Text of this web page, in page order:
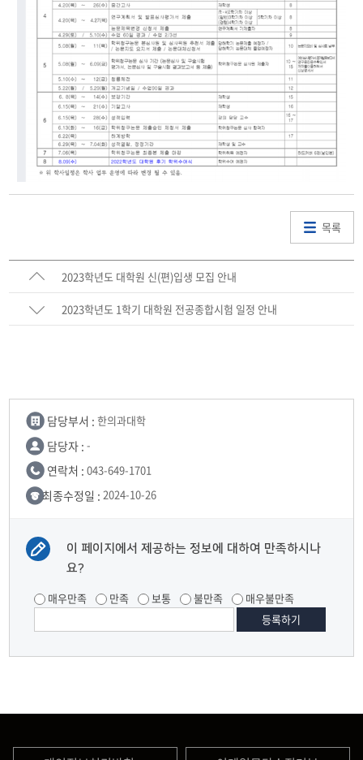
목록
2023학년도 대학원 신(편)입생 모집 안내
2023학년도 1학기 대학원 전공종합시험 일정 안내
담당부서 : 한의과대학
담당자 : -
연락처 : 043-649-1701
최종수정일 : 2024-10-26
이 페이지에서 제공하는 정보에 대하여 만족하시나
요?
매우만족 만족 보통 불만족 매우불만족